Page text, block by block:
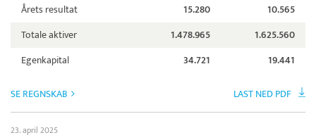
Årets resultat 15.280
10.565
Totale aktiver
1.478.965
1.625.560
Egenkapital
34.721 19.441
SE REGNSKAB LAST NED PDF
23. april 2025